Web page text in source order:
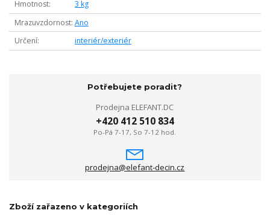
Hmotnost
3 kg
Mrazuvzdornost Ano
Určení
interiér/exteriér
Potřebujete poradit?
Prodejna ELEFANT.DC
+420 412 510 834
Po-Pá 7-17, So 7-12 hod.
prodejna@elefant-decin.cz
Zboží zařazeno v kategoriích